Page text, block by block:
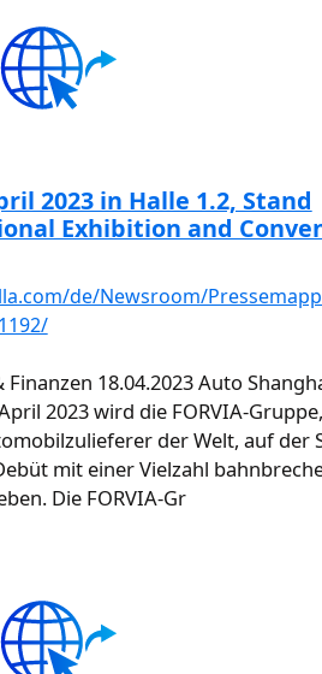
2023 in Halle 1.2, Stand
Exhibition and
de/Newsroom/
18.04.2023 Auto
2023 wird die FORVIA-
der Welt, auf der
mit einer Vielzahl
Die FORVIA-Gr